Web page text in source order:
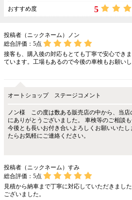
おすすめ度 5
投稿者（ニックネーム）ノン
総合評価： 5点
接客も、購入後の対応もとても丁寧で安心でき
ています。工場もあるので今後の車検もお願いし
オートショップ ステージコメント
ノン様 この度は数ある販売店の中から、当店
にありがとうございました。 車検等のご相談
今後とも長いお付き合いよろしくお願いいた
たらお気軽にご連絡ください。
投稿者（ニックネーム）すみ
総合評価： 5点
見積から納車まで丁寧に対応していただきまし
ございました。